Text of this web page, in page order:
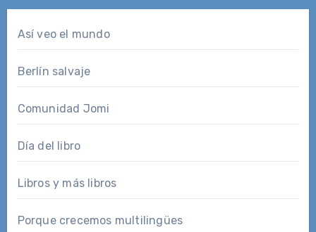
entradas
Así veo el mundo
Berlín salvaje
Comunidad Jomi
Día del libro
Libros y más libros
Porque crecemos multilingües